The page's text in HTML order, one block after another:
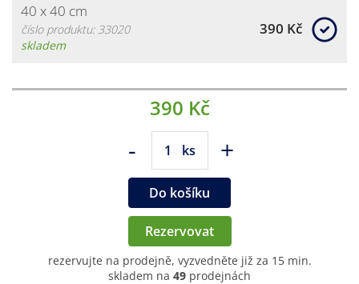
40 x 40 cm
číslo produktu: 33020
skladem
390 Kč
390 Kč
- ks +
Do košíku
Rezervovat
rezervujte na prodejně, vyzvedněte již za 15 min.
skladem na 49 prodejnách